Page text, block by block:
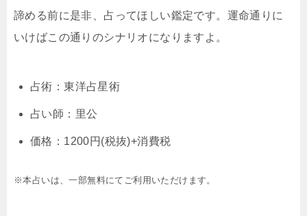
諦める前に是非、占ってほしい鑑定です。運命通りに
いけばこの通りのシナリオになりますよ。
占術：東洋占星術
占い師：里公
価格：1200円(税抜)+消費税
※本占いは、一部無料にてご利用いただけます。